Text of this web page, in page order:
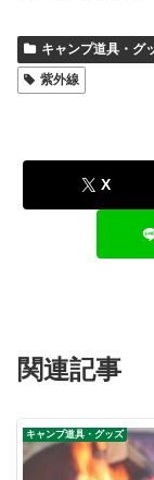
キャンプ道具・グ
紫外線
X
関連記事
キャンプ道具・グッズ